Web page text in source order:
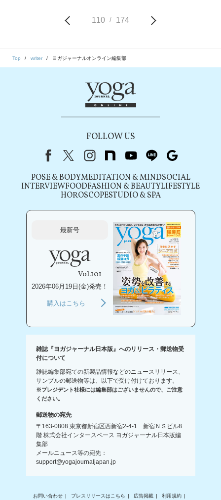
110 / 174
Top writer ヨガジャーナルオンライン編集部
FOLLOW US
FacebookX（旧Twitter）
instagram
note youtubeline
POSE & BODYMEDITATION & MINDSOCIAL
INTERVIEWFOODFASHION & BEAUTYLIFESTYLE
HOROSCOPESTUDIO & SPA
最新号
Vol.101
2026年06月19日(金)発売！
購入はこちら
雑誌『ヨガジャーナル日本版』へのリリース・郵送物受
付について
雑誌編集部宛ての新製品情報などのニュースリリース、
サンプルの郵送物等は、以下で受け付けております。
※プレジデント社様には編集部はございませんので、ご注意
ください。
郵送物の宛先
〒163-0808 東京都新宿区西新宿2-4-1 新宿ＮＳビル8
階 株式会社インタースペース ヨガジャーナル日本版編
集部
メールニュース等の宛先：
support@yogajournaljapan.jp
お問い合わせ プレスリリースはこちら 広告掲載 利用規約